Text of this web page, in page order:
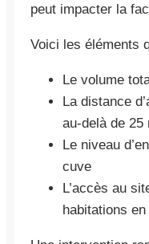
peut impacter la
Voici les éléments
Le volume
La distance
au-delà de 25
Le niveau
cuve
L’accès au
habitations